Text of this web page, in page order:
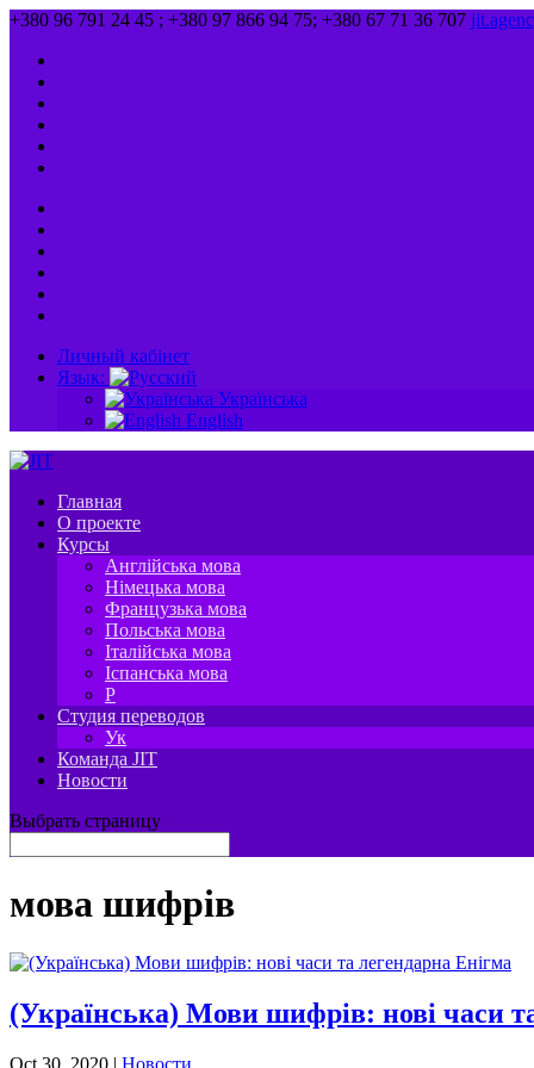
+380 96 791 24 45 ; +380 97 866 94 75; +380 67 71 36 707
Личный кабінет
Язык:
Українська
English
Главная
О проекте
Курсы
Англійська мова
Німецька мова
Французька мова
Польська мова
Італійська мова
Іспанська мова
P
Студия переводов
Ук
Команда JIT
Новости
Выбрать страницу
мова шифрів
(Українська) Мови шифрів: нові часи
Oct 30, 2020 | Новости